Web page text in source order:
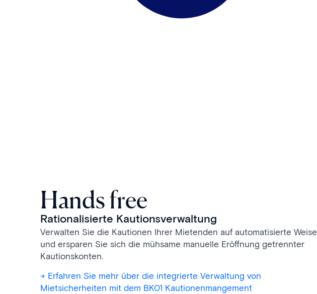
Hands free
Rationalisierte Kautionsverwaltung
Verwalten Sie die Kautionen Ihrer Mietenden auf automatisierte Weise
und ersparen Sie sich die mühsame manuelle Eröffnung getrennter
Kautionskonten.
-> Erfahren Sie mehr über die integrierte Verwaltung von
Mietsicherheiten mit dem BK01 Kautionenmangement